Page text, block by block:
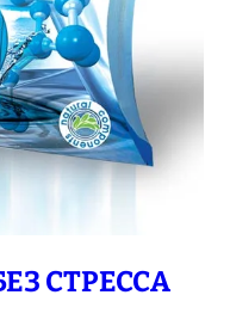
СТРЕССА